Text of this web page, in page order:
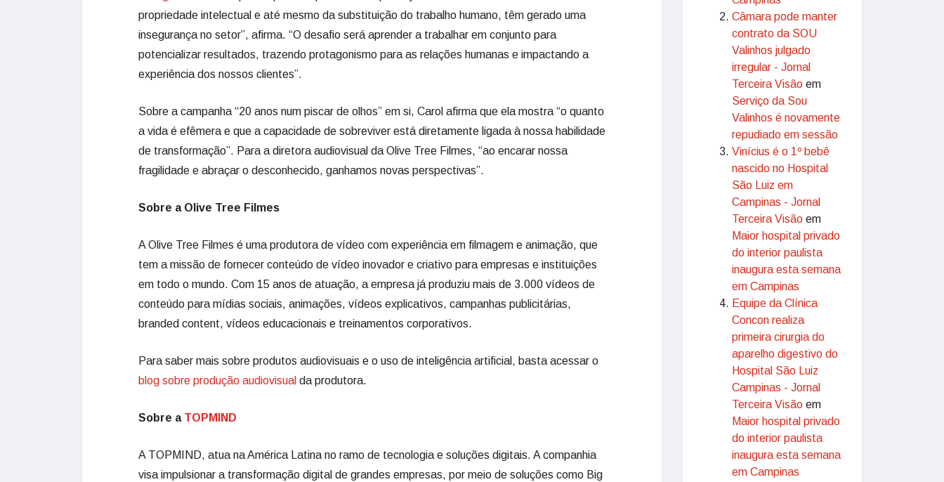
propriedade intelectual e até mesmo da substituição do trabalho humano, têm gerado uma
insegurança no setor”, afirma. “O desafio será aprender a trabalhar em conjunto para
potencializar resultados, trazendo protagonismo para as relações humanas e impactando a
experiência dos nossos clientes”.
Sobre a campanha “20 anos num piscar de olhos” em si, Carol afirma que ela mostra “o quanto
a vida é efêmera e que a capacidade de sobreviver está diretamente ligada à nossa habilidade
de transformação”. Para a diretora audiovisual da Olive Tree Filmes, “ao encarar nossa
fragilidade e abraçar o desconhecido, ganhamos novas perspectivas”.
Sobre a Olive Tree Filmes
A Olive Tree Filmes é uma produtora de vídeo com experiência em filmagem e animação, que
tem a missão de fornecer conteúdo de vídeo inovador e criativo para empresas e instituições
em todo o mundo. Com 15 anos de atuação, a empresa já produziu mais de 3.000 vídeos de
conteúdo para mídias sociais, animações, vídeos explicativos, campanhas publicitárias,
branded content, vídeos educacionais e treinamentos corporativos.
Para saber mais sobre produtos audiovisuais e o uso de inteligência artificial, basta acessar o
blog sobre produção audiovisual da produtora.
Sobre a TOPMIND
A TOPMIND, atua na América Latina no ramo de tecnologia e soluções digitais. A companhia
visa impulsionar a transformação digital de grandes empresas, por meio de soluções como Big
Câmara pode manter
contrato da SOU
Valinhos julgado
irregular - Jornal
Terceira Visão em
Serviço da Sou
Valinhos é novamente
repudiado em sessão
Vinícius é o 1º bebê
nascido no Hospital
São Luiz em
Campinas - Jornal
Terceira Visão em
Maior hospital privado
do interior paulista
inaugura esta semana
em Campinas
Equipe da Clínica
Concon realiza
primeira cirurgia do
aparelho digestivo do
Hospital São Luiz
Campinas - Jornal
Terceira Visão em
Maior hospital privado
do interior paulista
inaugura esta semana
em Campinas